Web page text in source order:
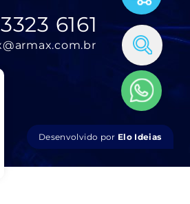
3323 6161
Desenvolvido por Elo Ideias